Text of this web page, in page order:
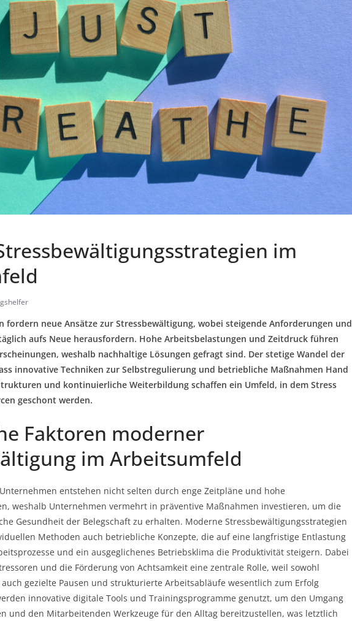
im
fordern neue Ansätze zur Stressbewältigung, wobei steigende Anforderungen und
aufs Neue herausfordern. Hohe Arbeitsbelastungen und Zeitdruck führen
weshalb nachhaltige Lösungen gefragt sind. Der stetige Wandel der
innovative Techniken zur Selbstregulierung und betriebliche Maßnahmen Hand
und kontinuierliche Weiterbildung schaffen ein Umfeld, in dem Stress
geschont werden.
Faktoren moderner
im Arbeitsumfeld
entstehen nicht selten durch enge Zeitpläne und hohe
weshalb Unternehmen vermehrt in präventive Maßnahmen investieren, um die
Gesundheit der Belegschaft zu erhalten. Moderne Stressbewältigungsstrategien
Methoden auch betriebliche Konzepte, die auf eine langfristige Entlastung
und ein ausgeglichenes Betriebsklima die Produktivität steigern. Dabei
und die Förderung von Achtsamkeit eine zentrale Rolle, weil sowohl
gezielte Pausen und strukturierte Arbeitsabläufe wesentlich zum Erfolg
innovative digitale Tools und Trainingsprogramme genutzt, um den Umgang
und den Mitarbeitenden Werkzeuge für den Alltag bereitzustellen, was letztlich